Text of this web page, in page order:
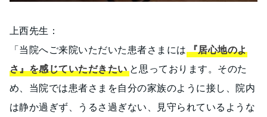
上西先生：
「当院へご来院いただいた患者さまには 『居心地のよ
さ』を感じていただきたいと思っております。そのた
め、当院では患者さまを自分の家族のように接し、院内
は静か過ぎず、うるさ過ぎない、見守られているような